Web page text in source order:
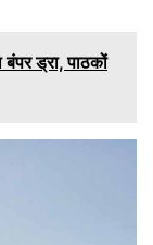
ड्रा, पाठकों